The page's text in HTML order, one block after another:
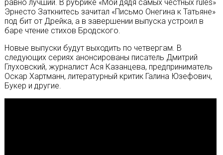
равно лучший. В рубрике «Мой дядя самых честных rules»
Эрнесто Заткнитесь зачитал «Письмо Онегина к Татьяне»
под бит от Дрейка, а в завершении выпуска устроил в
баре чтение стихов Бродского.
Новые выпуски будут выходить по четвергам. В
следующих сериях анонсированы писатель Дмитрий
Глуховский, журналист Ася Казанцева, предприниматель
Оскар Хартманн, литературный критик Галина Юзефович,
Букер и другие.